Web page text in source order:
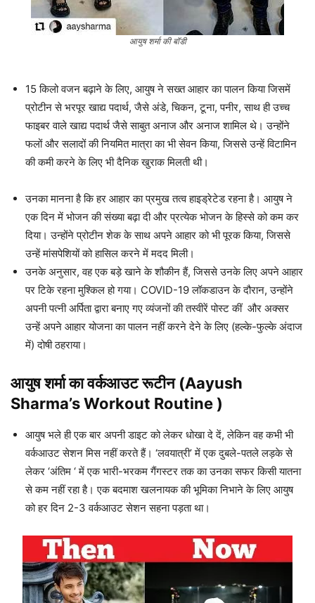
आयुष शर्मा की बॉडी
15 किलो वजन बढ़ाने के लिए, आयुष ने सख्त आहार का पालन किया जिसमें
प्रोटीन से भरपूर खाद्य पदार्थ, जैसे अंडे, चिकन, टूना, पनीर, साथ ही उच्च
फाइबर वाले खाद्य पदार्थ जैसे साबुत अनाज और अनाज शामिल थे। उन्होंने
फलों और सलादों की नियमित मात्रा का भी सेवन किया, जिससे उन्हें विटामिन
की कमी करने के लिए भी दैनिक खुराक मिलती थी।
उनका मानना ​​​​है कि हर आहार का प्रमुख तत्व हाइड्रेटेड रहना है। आयुष ने
एक दिन में भोजन की संख्या बढ़ा दी और प्रत्येक भोजन के हिस्से को कम कर
दिया। उन्होंने प्रोटीन शेक के साथ अपने आहार को भी पूरक किया, जिससे
उन्हें मांसपेशियों को हासिल करने में मदद मिली।
उनके अनुसार, वह एक बड़े खाने के शौकीन हैं, जिससे उनके लिए अपने आहार
पर टिके रहना मुश्किल हो गया। COVID-19 लॉकडाउन के दौरान, उन्होंने
अपनी पत्नी अर्पिता द्वारा बनाए गए व्यंजनों की तस्वीरें पोस्ट कीं और अक्सर
उन्हें अपने आहार योजना का पालन नहीं करने देने के लिए (हल्के-फुल्के अंदाज
में) दोषी ठहराया।
आयुष शर्मा का वर्कआउट रूटीन(Aayush
Sharma’s Workout Routine )
आयुष भले ही एक बार अपनी डाइट को लेकर धोखा दे दें, लेकिन वह कभी भी
वर्कआउट सेशन मिस नहीं करते हैं। ‘लवयात्री’ में एक दुबले-पतले लड़के से
लेकर ‘अंतिम ‘ में एक भारी-भरकम गैंगस्टर तक का उनका सफर किसी यातना
से कम नहीं रहा है। एक बदमाश खलनायक की भूमिका निभाने के लिए आयुष
को हर दिन 2-3 वर्कआउट सेशन सहना पड़ता था।